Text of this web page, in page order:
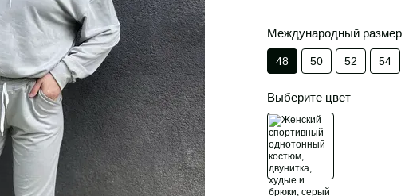
Международный размер
48 50 52 54
Выберите цвет